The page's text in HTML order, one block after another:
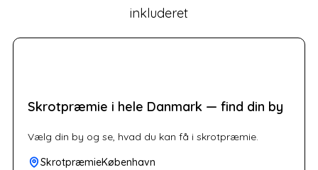
inkluderet
Skrotpræmie i hele Danmark — find din by
Vælg din by og se, hvad du kan få i skrotpræmie.
SkrotpræmieKøbenhavn